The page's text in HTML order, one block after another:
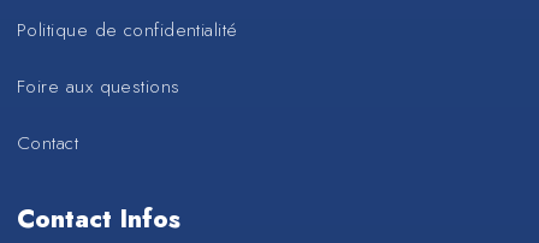
Politique de confidentialité
Foire aux questions
Contact
Contact Infos